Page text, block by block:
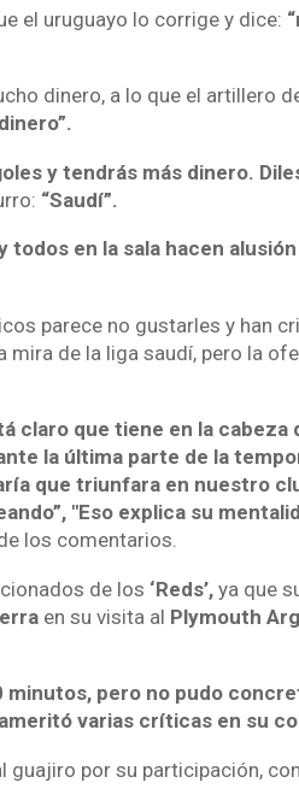
el uruguayo lo corrige y dice:
dinero, a lo que el artillero
y tendrás más dinero.
“Saudí”.
en la sala hacen
parece no gustarles y han
mira de la liga saudí, pero la
claro que tiene en la cabeza
la última parte de la
que triunfara en nuestro
"Eso explica su
los comentarios.
de los ‘Reds’,ya que
en su visita al Plymouth
pero no pudo
varias críticas en su
guajiro por su participación,